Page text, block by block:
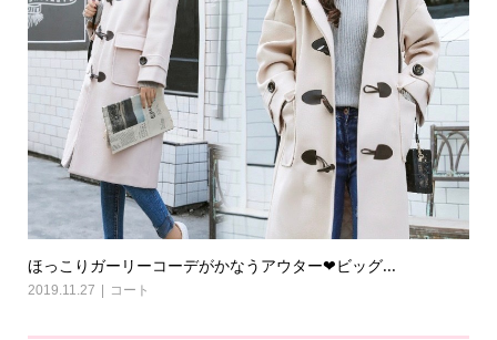
ほっこりガーリーコーデがかなうアウター❤ビッグ...
2019.11.27 コート